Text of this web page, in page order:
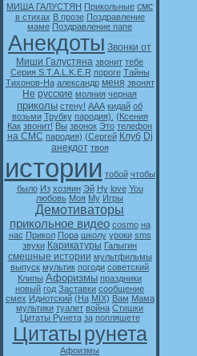
МИША ГАЛУСТЯН Прикольные смс
в стихах В прозе Поздравление
маме Поздравление папе
Анекдоты Звонки от
Миши Галустяна звонит тебе
Серия S.T.A.L.K.E.R пороге Тайны
Тихонов-На александр меня звонят
Не русские молния черная
приколы стену! ААА кидай об
возьми Трубку пародия). (Ксения
Как звонит! Вы звонок Это телефон
на СМС пародия) (Сергей Клуб Dj
анекдот твоя
истории тобой чтобы
было Из хозяин Эй Ну love You
любовь Моя My Игры
Демотиваторы
прикольное видео cosmo на
нас Прикол Пора школу уроки sms
звуки Карикатуры Галыгин
смешные истории мультфильмы
выпуск мультик погоди советский
Клипы Афоризмы праздники
новый год Заставки сообщение
смех Идиотский (На MIX) Вам Мама
мультики туалет война Стишки
Цитаты Рунета за попляшете
Цитатырунета
Афоизмы